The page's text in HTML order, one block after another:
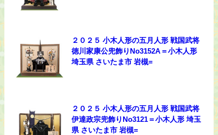
２０２５ 小木人形の五月人形 戦国武将
徳川家康公兜飾りNo3152A＝小木人形
埼玉県 さいたま市 岩槻=
２０２５ 小木人形の五月人形 戦国武将
伊達政宗兜飾りNo3121＝小木人形 埼玉
県 さいたま市 岩槻=